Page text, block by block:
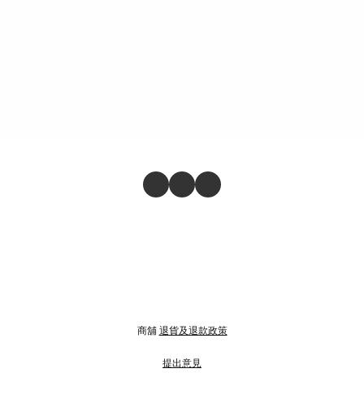
商舖 退貨及退款政策
提出意見